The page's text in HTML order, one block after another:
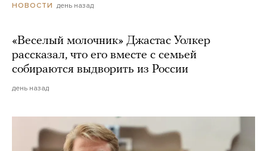
НОВОСТИ день назад
«Веселый молочник» Джастас Уолкер
рассказал, что его вместе с семьей
собираются выдворить из России
день назад